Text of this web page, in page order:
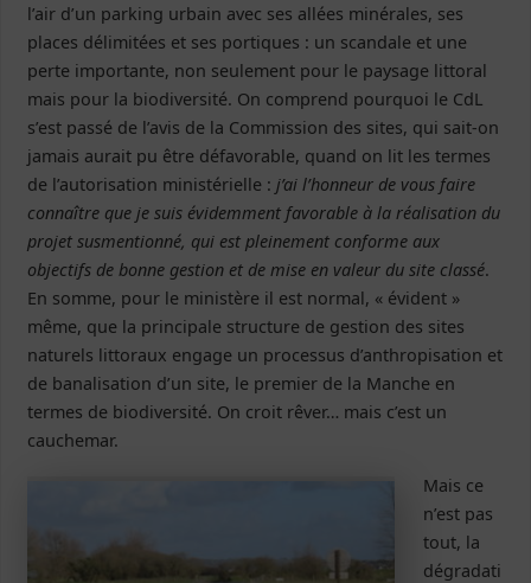
l’air d’un parking urbain avec ses allées minérales, ses
places délimitées et ses portiques : un scandale et une
perte importante, non seulement pour le paysage littoral
mais pour la biodiversité. On comprend pourquoi le CdL
s’est passé de l’avis de la Commission des sites, qui sait-on
jamais aurait pu être défavorable, quand on lit les termes
de l’autorisation ministérielle : j’ai l’honneur de vous faire
connaître que je suis évidemment favorable à la réalisation du
projet susmentionné, qui est pleinement conforme aux
objectifs de bonne gestion et de mise en valeur du site classé.
En somme, pour le ministère il est normal, « évident »
même, que la principale structure de gestion des sites
naturels littoraux engage un processus d’anthropisation et
de banalisation d’un site, le premier de la Manche en
termes de biodiversité. On croit rêver… mais c’est un
cauchemar.
Mais ce
n’est pas
tout, la
dégradati